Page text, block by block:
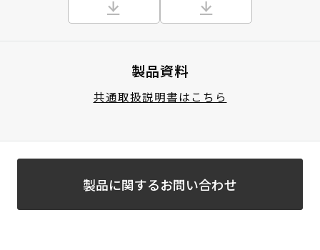
製品資料
共通取扱説明書はこちら
製品に関するお問い合わせ